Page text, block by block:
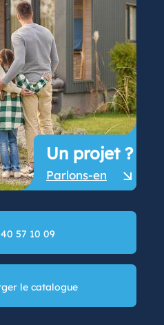
Un projet ?
Parlons-en
57 10 09
le catalogue